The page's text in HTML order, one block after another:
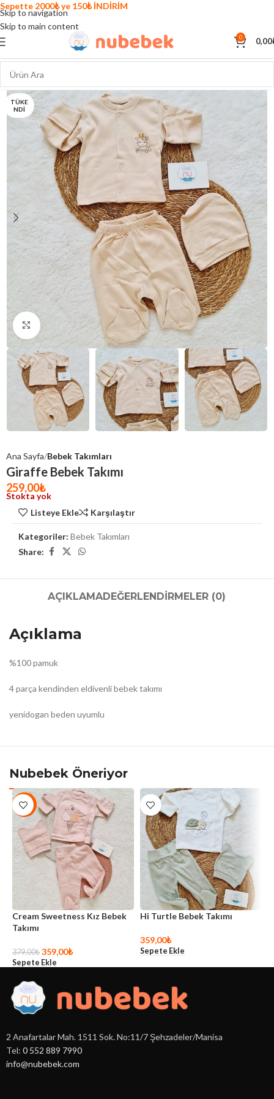
Skip to navigation
Skip to main content
0 0,00
TÜKE
NDI
Click to enlarge
Ana Sayfa Bebek Takımları
Giraffe Bebek Takımı
259,00₺
Stokta yok
Listeye Ekle
Karşılaştır
Kategoriler: Bebek Takımları
Share:
AÇIKLAMADEĞERLENDIRMELER (0)
Açıklama
%100 pamuk
4 parça kendinden eldivenli bebek takımı
yenidogan beden uyumlu
Nubebek Öneriyor
-5%
Cream Sweetness Kız Bebek
Takımı
379,00₺ 359,00₺
Sepete Ekle
Hi Turtle Bebek Takımı
359,00₺
Sepete Ekle
2 Anafartalar Mah. 1511 Sok. No:11/7 Şehzadeler/Manisa
Tel: 0 552 889 7990
info@nubebek.com
Sepette 2000₺ ye 150₺ İNDİRİM